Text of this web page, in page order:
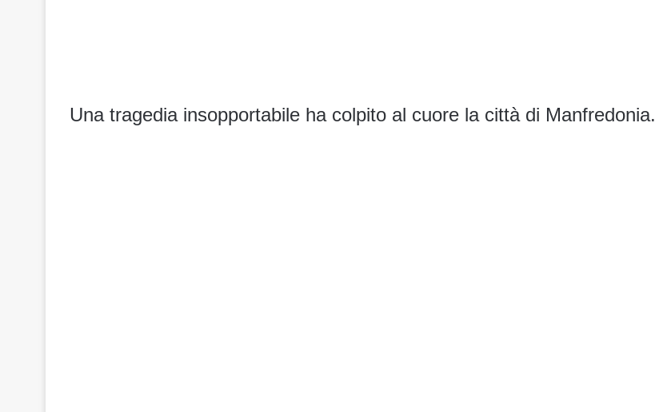
Una tragedia insopportabile ha colpito al cuore la città di Manfredonia.